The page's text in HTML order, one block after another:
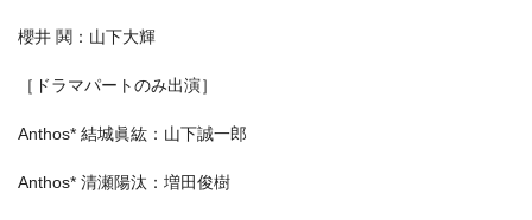
櫻井 鬨：山下大輝
［ドラマパートのみ出演］
Anthos* 結城眞紘：山下誠一郎
Anthos* 清瀬陽汰：増田俊樹